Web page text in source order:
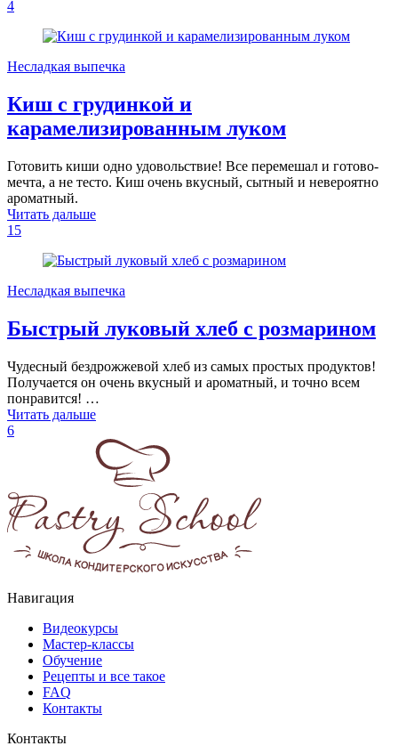
4
Несладкая выпечка
Киш с грудинкой и
карамелизированным луком
Готовить киши одно удовольствие! Все перемешал и готово-
мечта, а не тесто. Киш очень вкусный, сытный и невероятно
ароматный.
Читать дальше
15
Несладкая выпечка
Быстрый луковый хлеб с розмарином
Чудесный бездрожжевой хлеб из самых простых продуктов!
Получается он очень вкусный и ароматный, и точно всем
понравится! …
Читать дальше
6
Навигация
Видеокурсы
Мастер-классы
Обучение
Рецепты и все такое
FAQ
Контакты
Контакты